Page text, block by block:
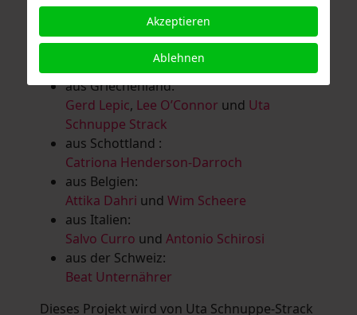
Lanzl,Heidrun MalComes,Christa Mayer-
Guntram Prochaska
Schaub,Vera Schaub,Birgit Schweimler &
Serge DevadderundRolf Thärichen
aus Griechenland:
Gerd Lepic, Lee O’Connor und Uta
Schnuppe Strack
aus Schottland :
Catriona Henderson-Darroch
aus Belgien:
Attika Dahri und Wim Scheere
aus Italien:
Salvo Curro und Antonio Schirosi
aus der Schweiz:
Beat Unternährer
Dieses Projekt wird von Uta Schnuppe-Strack
Akzeptieren
Ablehnen